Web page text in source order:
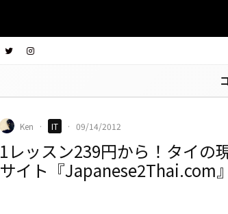
Ken · IT · 09/14/2012
1レッスン239円から！タイの
サイト『Japanese2Thai.com』